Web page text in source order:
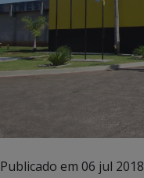
Publicado em 06 jul 2018